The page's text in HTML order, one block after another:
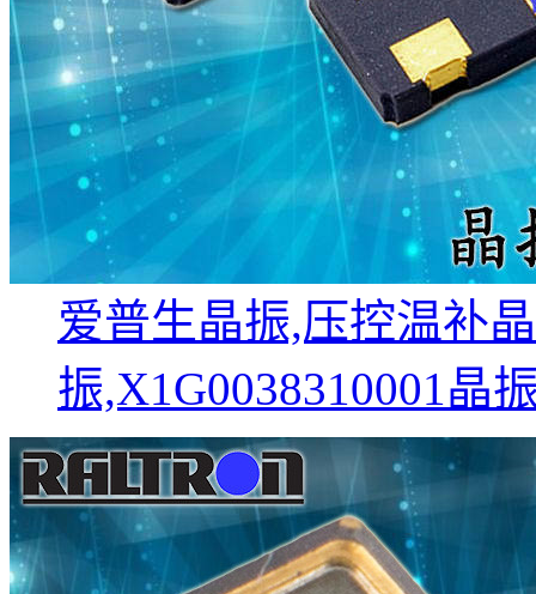
爱普生晶振,压控温补
振,X1G0038310001晶